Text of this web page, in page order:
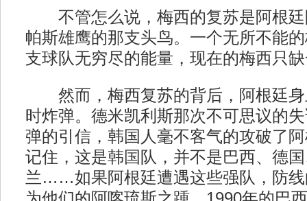
不管怎么说，梅西的复苏是阿根廷
帕斯雄鹰的那支头鸟。一个无所不能
支球队无穷尽的能量，现在的梅西只
然而，梅西复苏的背后，阿根廷身
时炸弹。德米凯利斯那次不可思议的
弹的引信，韩国人毫不客气的攻破了
记住，这是韩国队，并不是巴西、德
兰……如果阿根廷遭遇这些强队，防线